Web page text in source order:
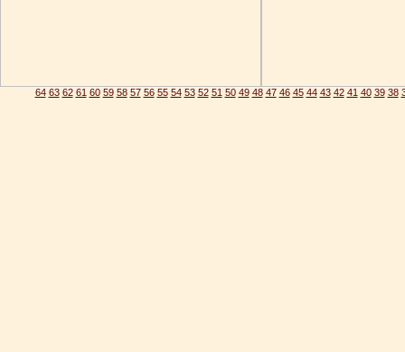
38
39
40
41
42
43
44
45
46
47
48
49
50
51
52
53
54
55
56
57
58
59
60
61
62
63
64